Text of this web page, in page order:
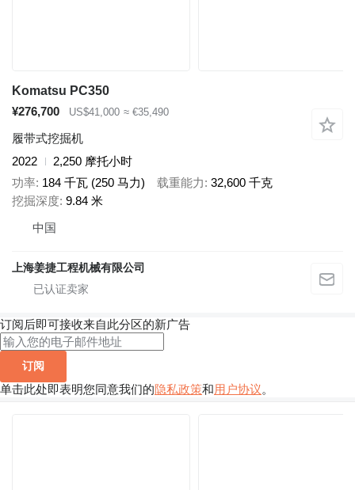
Komatsu PC350
¥276,700
US$41,000 ≈ €35,490
履带式挖掘机
2022
2,250 摩托小时
功率 184 千瓦 (250 马力) 载重能力 32,600 千克
挖掘深度 9.84 米
中国
上海姜捷工程机械有限公司
订阅后即可接收来自此分区的新广告
订阅
单击此处即表明您同意我们的隐私政策和用户协议。